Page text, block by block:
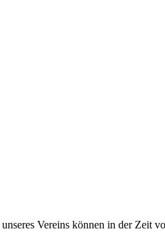
Vereins können in der Zeit